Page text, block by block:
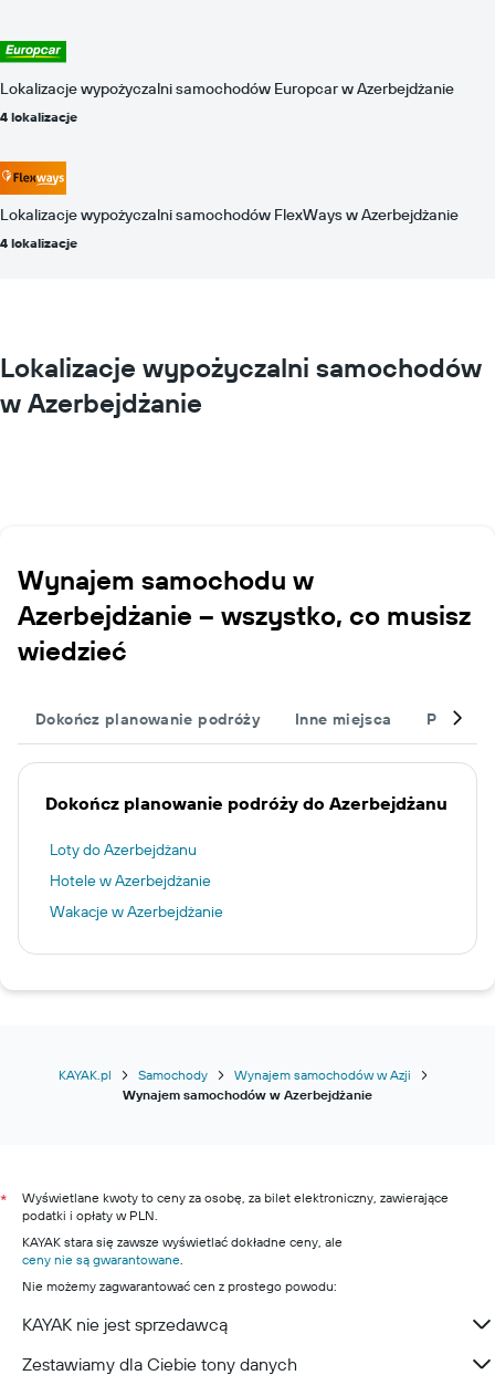
Lokalizacje wypożyczalni samochodów Europcar w Azerbejdżanie
4 lokalizacje
Lokalizacje wypożyczalni samochodów FlexWays w Azerbejdżanie
4 lokalizacje
Lokalizacje wypożyczalni samochodów
w Azerbejdżanie
Wynajem samochodu w
Azerbejdżanie – wszystko, co musisz
wiedzieć
Dokończ planowanie podróży Inne miejsca
Dokończ planowanie podróży do Azerbejdżanu
Loty do Azerbejdżanu
Hotele w Azerbejdżanie
Wakacje w Azerbejdżanie
KAYAK.pl Samochody
Wynajem samochodów w Azji
Wynajem samochodów w Azerbejdżanie
*
Wyświetlane kwoty to ceny za osobę, za bilet elektroniczny, zawierające
podatki i opłaty w PLN.
KAYAK stara się zawsze wyświetlać dokładne ceny, ale
ceny nie są gwarantowane
Nie możemy zagwarantować cen z prostego powodu:
KAYAK nie jest sprzedawcą
Zestawiamy dla Ciebie tony danych